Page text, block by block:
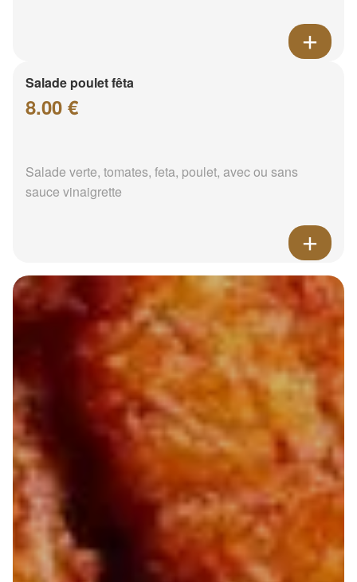
Salade poulet fêta
8.00 €
Salade verte, tomates, feta, poulet, avec ou sans
sauce vinaigrette